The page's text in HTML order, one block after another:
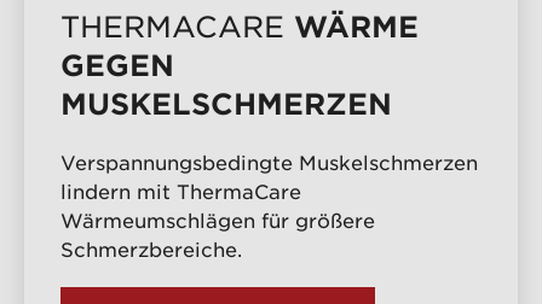
THERMACARE WÄRME
GEGEN
MUSKELSCHMERZEN
Verspannungsbedingte Muskelschmerzen
lindern mit ThermaCare
Wärmeumschlägen für größere
Schmerzbereiche.